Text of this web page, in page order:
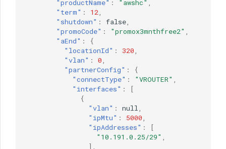
"productName" : "awshc" ,
"term" : 12,
"shutdown" : false,
"promoCode" : "promox3mnthfree2" ,
"aEnd" :
{
"locationId" : 320,
"vlan" : 0,
"partnerConfig" :
{
"connectType" : "VROUTER" ,
"interfaces" :
[
{
"vlan" : null,
"ipMtu" : 5000,
"ipAddresses" :
[
"10.191.0.25/29" ,
],